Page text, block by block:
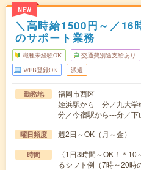
NEW
＼高時給1500円～／16
のサポート業務
職種未経験OK 交通費別途支給あり
WEB登録OK 派遣
勤務地
福岡市西区
姪浜駅から---分／九大
分／今宿駅から---分／
曜日頻度 週2日～OK（月～金）
時間
〈1日3時間～OK！＊
るシフト例（7時～20